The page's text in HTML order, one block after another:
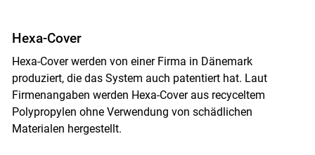
Hexa-Cover
Hexa-Cover werden von einer Firma in Dänemark
produziert, die das System auch patentiert hat. Laut
Firmenangaben werden Hexa-Cover aus recyceltem
Polypropylen ohne Verwendung von schädlichen
Materialen hergestellt.